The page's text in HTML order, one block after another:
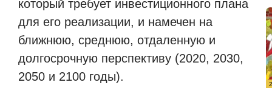
который требует инвестиционного плана
для его реализации, и намечен на
ближнюю, среднюю, отдаленную и
долгосрочную перспективу (2020, 2030,
2050 и 2100 годы).